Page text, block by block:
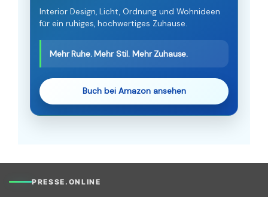
Interior Design, Licht, Ordnung und Wohnideen
für ein ruhiges, hochwertiges Zuhause.
Mehr Ruhe. Mehr Stil. Mehr Zuhause.
Buch bei Amazon ansehen
PRESSE.ONLINE